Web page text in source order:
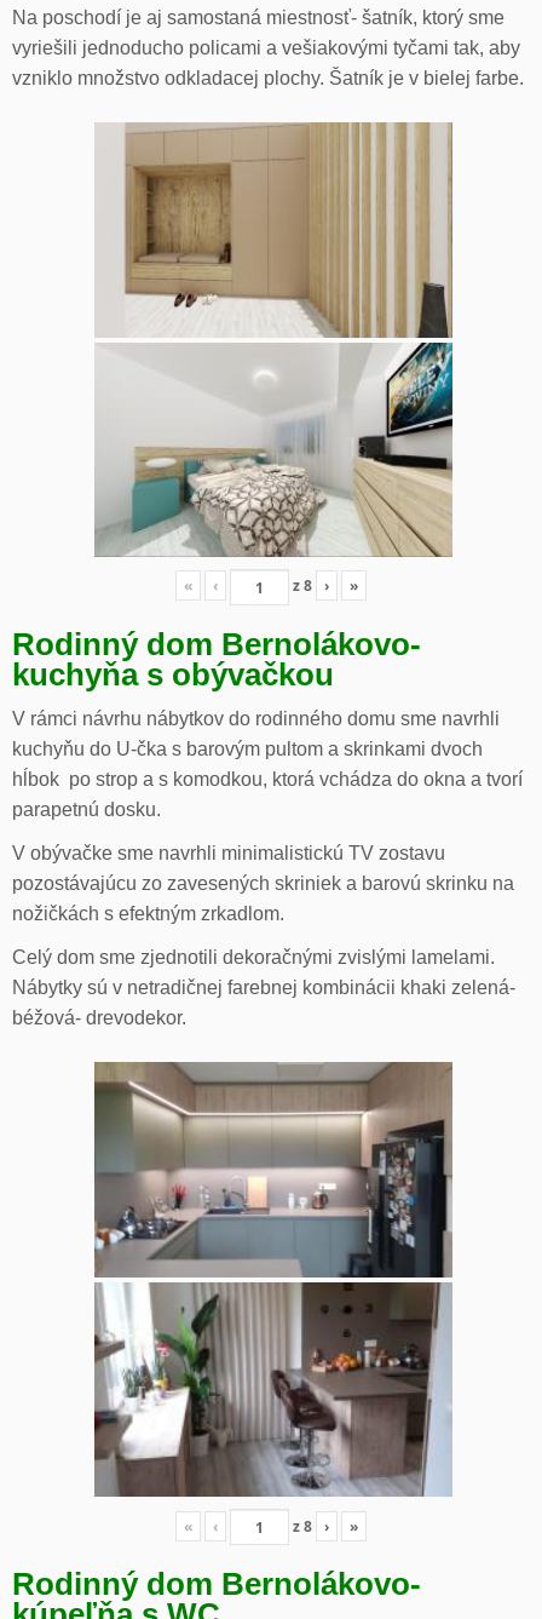
Na poschodí je aj samostaná miestnosť- šatník, ktorý sme
vyriešili jednoducho policami a vešiakovými tyčami tak, aby
vzniklo množstvo odkladacej plochy. Šatník je v bielej farbe.
« ‹ z8 › »
Rodinný dom Bernolákovo-
kuchyňa s obývačkou
V rámci návrhu nábytkov do rodinného domu sme navrhli
kuchyňu do U-čka s barovým pultom a skrinkami dvoch
hĺbok po strop a s komodkou, ktorá vchádza do okna a tvorí
parapetnú dosku.
V obývačke sme navrhli minimalistickú TV zostavu
pozostávajúcu zo zavesených skriniek a barovú skrinku na
nožičkách s efektným zrkadlom.
Celý dom sme zjednotili dekoračnými zvislými lamelami.
Nábytky sú v netradičnej farebnej kombinácii khaki zelená-
béžová- drevodekor.
« ‹ z8 › »
Rodinný dom Bernolákovo-